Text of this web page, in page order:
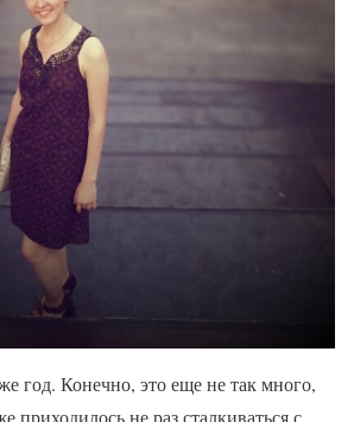
год. Конечно, это еще не так много,
приходилось не раз сталкиваться с